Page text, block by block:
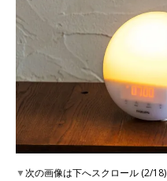
▼次の画像は下へスクロール (2/18)